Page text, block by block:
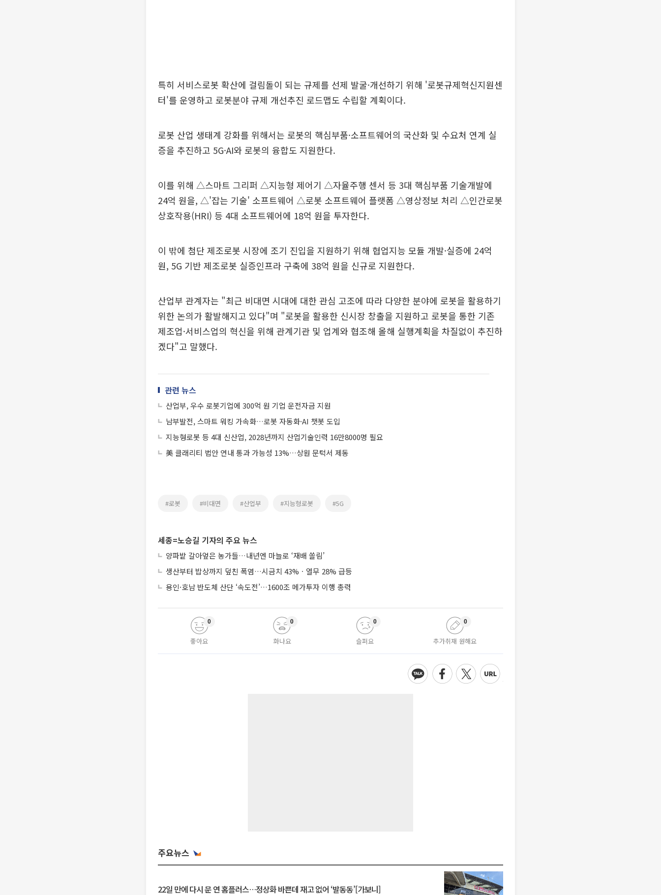
특히 서비스로봇 확산에 걸림돌이 되는 규제를 선제 발굴·개선하기 위해 '로봇규제혁신지원센
터'를 운영하고 로봇분야 규제 개선추진 로드맵도 수립할 계획이다.
로봇 산업 생태계 강화를 위해서는 로봇의 핵심부품·소프트웨어의 국산화 및 수요처 연계 실
증을 추진하고 5G·AI와 로봇의 융합도 지원한다.
이를 위해 △스마트 그리퍼 △지능형 제어기 △자율주행 센서 등 3대 핵심부품 기술개발에
24억 원을, △'잡는 기술' 소프트웨어 △로봇 소프트웨어 플랫폼 △영상정보 처리 △인간로봇
상호작용(HRI) 등 4대 소프트웨어에 18억 원을 투자한다.
이 밖에 첨단 제조로봇 시장에 조기 진입을 지원하기 위해 협업지능 모듈 개발·실증에 24억
원, 5G 기반 제조로봇 실증인프라 구축에 38억 원을 신규로 지원한다.
산업부 관계자는 "최근 비대면 시대에 대한 관심 고조에 따라 다양한 분야에 로봇을 활용하기
위한 논의가 활발해지고 있다"며 "로봇을 활용한 신시장 창출을 지원하고 로봇을 통한 기존
제조업·서비스업의 혁신을 위해 관계기관 및 업계와 협조해 올해 실행계획을 차질없이 추진하
겠다"고 말했다.
관련 뉴스
산업부, 우수 로봇기업에 300억 원 기업 운전자금 지원
남부발전, 스마트 워킹 가속화…로봇 자동화·AI 챗봇 도입
지능형로봇 등 4대 신산업, 2028년까지 산업기술인력 16만8000명 필요
美 클래리티 법안 연내 통과 가능성 13%…상원 문턱서 제동
#로봇 #비대면 #산업부 #지능형로봇 #5G
세종=노승길 기자의 주요 뉴스
양파밭 갈아엎은 농가들…내년엔 마늘로 ‘재배 쏠림’
생산부터 밥상까지 덮친 폭염…시금치 43%ㆍ열무 28% 급등
용인·호남 반도체 산단 ‘속도전’…1600조 메가투자 이행 총력
좋아요
0
화나요
0
슬퍼요
0
추가취재 원해요
0
주요뉴스
22일 만에 다시 문 연 홈플러스…정상화 바쁜데 재고 없어 ‘발동동’[가보니]